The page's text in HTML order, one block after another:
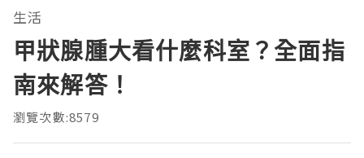
生活
甲狀腺腫大看什麼科室？全面指
南來解答！
瀏覽次數:8579